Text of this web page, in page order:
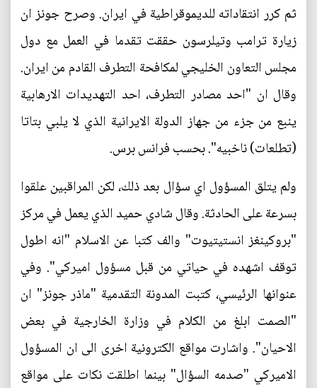
ثم كرر انتقاداته للديموقراطية في ايران. وصرح جونز ان
زيارة ترامب وتيلرسون حققت تقدما في العمل مع دول
مجلس التعاون الخليجي لمكافحة التطرف القادم من ايران.
وقال ان "احد مصادر التطرف، احد التهديدات الارهابية
ينبع من جزء من جهاز الدولة الايرانية الذي لا يلبي بتاتا
(تطلعات) ناخبيه". بحسب فرانس برس.
ولم يتلق المسؤول اي سؤال بعد ذلك، لكن المراقبين علقوا
بسرعة على الحادثة. وقال شادي حميد الذي يعمل في مركز
"بروكينغز انستيتيوت" والف كتبا عن الاسلام "انه اطول
توقف اشهده في حياتي من قبل مسؤول اميركي". وفي
عنوانها الرئيسي، كتبت المدونة التقدمية "ماذر جونز" ان
"الصمت ابلغ من الكلام في وزارة الخارجية في بعض
الاحيان". واشارت مواقع الكترونية اخرى الى ان المسؤول
الاميركي "صدمه السؤال" بينما اطلقت نكات على مواقع